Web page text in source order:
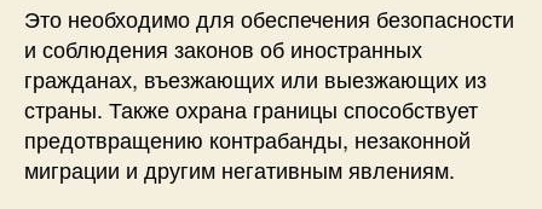
Это необходимо для обеспечения безопасности
и соблюдения законов об иностранных
гражданах, въезжающих или выезжающих из
страны. Также охрана границы способствует
предотвращению контрабанды, незаконной
миграции и другим негативным явлениям.